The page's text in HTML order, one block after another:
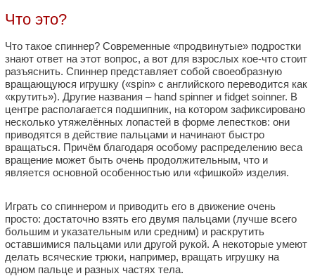
Что это?
Что такое спиннер? Современные «продвинутые» подростки
знают ответ на этот вопрос, а вот для взрослых кое-что стоит
разъяснить. Спиннер представляет собой своеобразную
вращающуюся игрушку («spin» с английского переводится как
«крутить»). Другие названия – hand spinner и fidget soinner. В
центре располагается подшипник, на котором зафиксировано
несколько утяжелённых лопастей в форме лепестков: они
приводятся в действие пальцами и начинают быстро
вращаться. Причём благодаря особому распределению веса
вращение может быть очень продолжительным, что и
является основной особенностью или «фишкой» изделия.
Играть со спиннером и приводить его в движение очень
просто: достаточно взять его двумя пальцами (лучше всего
большим и указательным или средним) и раскрутить
оставшимися пальцами или другой рукой. А некоторые умеют
делать всяческие трюки, например, вращать игрушку на
одном пальце и разных частях тела.